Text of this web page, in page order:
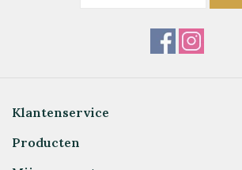
Klantenservice
Producten